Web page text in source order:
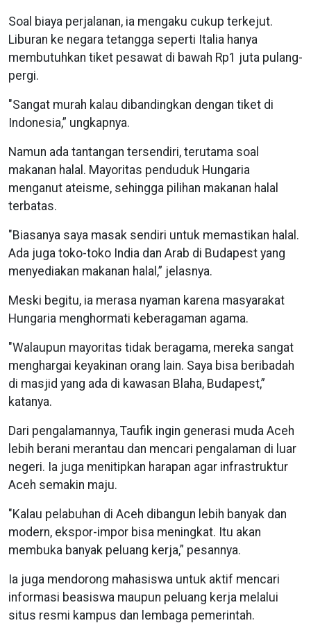
Soal biaya perjalanan, ia mengaku cukup terkejut.
Liburan ke negara tetangga seperti Italia hanya
membutuhkan tiket pesawat di bawah Rp1 juta pulang-
pergi.
"Sangat murah kalau dibandingkan dengan tiket di
Indonesia,” ungkapnya.
Namun ada tantangan tersendiri, terutama soal
makanan halal. Mayoritas penduduk Hungaria
menganut ateisme, sehingga pilihan makanan halal
terbatas.
"Biasanya saya masak sendiri untuk memastikan halal.
Ada juga toko-toko India dan Arab di Budapest yang
menyediakan makanan halal,” jelasnya.
Meski begitu, ia merasa nyaman karena masyarakat
Hungaria menghormati keberagaman agama.
"Walaupun mayoritas tidak beragama, mereka sangat
menghargai keyakinan orang lain. Saya bisa beribadah
di masjid yang ada di kawasan Blaha, Budapest,”
katanya.
Dari pengalamannya, Taufik ingin generasi muda Aceh
lebih berani merantau dan mencari pengalaman di luar
negeri. Ia juga menitipkan harapan agar infrastruktur
Aceh semakin maju.
"Kalau pelabuhan di Aceh dibangun lebih banyak dan
modern, ekspor-impor bisa meningkat. Itu akan
membuka banyak peluang kerja,” pesannya.
Ia juga mendorong mahasiswa untuk aktif mencari
informasi beasiswa maupun peluang kerja melalui
situs resmi kampus dan lembaga pemerintah.